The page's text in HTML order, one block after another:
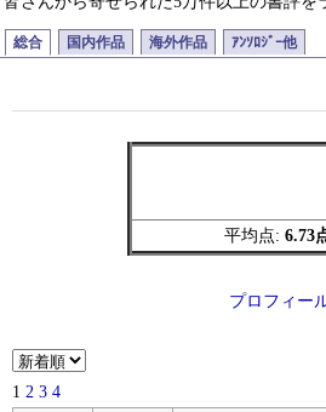
総合 国内作品 海外作品 ｱﾝｿﾛｼﾞｰ他
平均点: 6.73
プロフィー
1 2 3 4